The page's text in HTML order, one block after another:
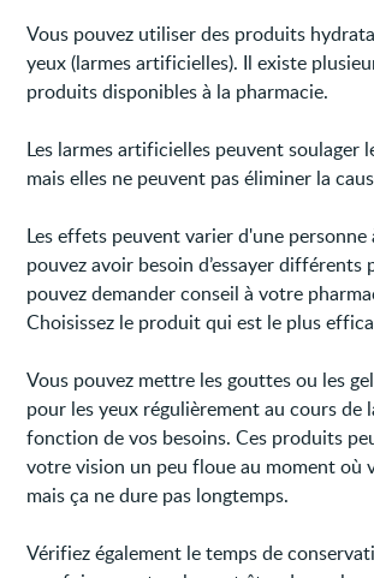
Vous pouvez utiliser des produits
yeux (larmes artificielles). Il existe
produits disponibles à la pharmacie.
Les larmes artificielles peuvent soulager
mais elles ne peuvent pas éliminer la
Les effets peuvent varier d'une personne
pouvez avoir besoin d’essayer différents
pouvez demander conseil à votre
Choisissez le produit qui est le plus
Vous pouvez mettre les gouttes ou les
pour les yeux régulièrement au cours de
fonction de vos besoins. Ces produits
votre vision un peu floue au moment où
mais ça ne dure pas longtemps.
Vérifiez également le temps de